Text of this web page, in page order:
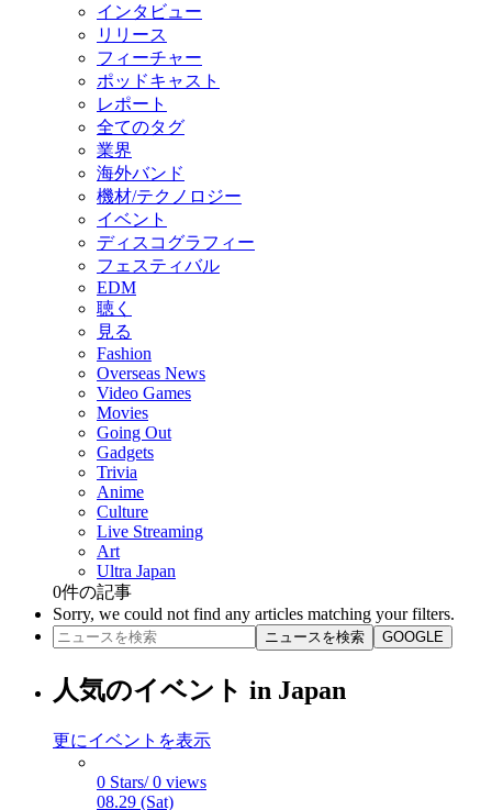
インタビュー
リリース
フィーチャー
ポッドキャスト
レポート
全てのタグ
業界
海外バンド
機材/テクノロジー
イベント
ディスコグラフィー
フェスティバル
EDM
聴く
見る
Fashion
Overseas News
Video Games
Movies
Going Out
Gadgets
Trivia
Anime
Culture
Live Streaming
Art
Ultra Japan
0件の記事
Sorry, we could not find any articles matching your filters.
ニュースを検索 GOOGLE
人気のイベント in Japan
更にイベントを表示
0 Stars/ 0 views
08.29 (Sat)